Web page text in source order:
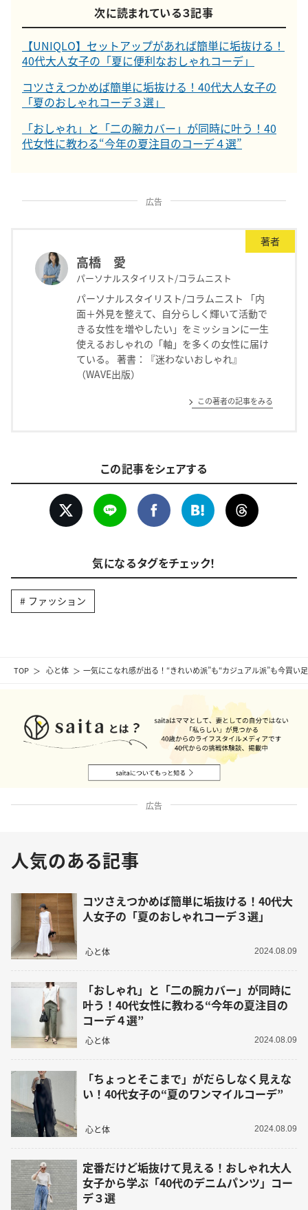
TOP 心と体 一気にこなれ感が出る！“きれいめ派”も“カジュアル派”も今買い
次に読まれている３記事
【UNIQLO】セットアップがあれば簡単に垢抜ける！
40代大人女子の「夏に便利なおしゃれコーデ」
コツさえつかめば簡単に垢抜ける！40代大人女子の
「夏のおしゃれコーデ３選」
「おしゃれ」と「二の腕カバー」が同時に叶う！40
代女性に教わる“今年の夏注目のコーデ４選”
広告
著者
高橋 愛
パーソナルスタイリスト/コラムニスト
パーソナルスタイリスト/コラムニスト 「内
面＋外見を整えて、自分らしく輝いて活動で
きる女性を増やしたい」をミッションに一生
使えるおしゃれの「軸」を多くの女性に届け
ている。 著書：『迷わないおしゃれ』
（WAVE出版）
この著者の記事をみる
この記事をシェアする
気になるタグをチェック！
ファッション
広告
人気のある記事
コツさえつかめば簡単に垢抜ける！40代大
人女子の「夏のおしゃれコーデ３選」
心と体 2024.08.09
「おしゃれ」と「二の腕カバー」が同時に
叶う！40代女性に教わる“今年の夏注目の
コーデ４選”
心と体 2024.08.09
「ちょっとそこまで」がだらしなく見えな
い！40代女子の“夏のワンマイルコーデ”
心と体 2024.08.09
定番だけど垢抜けて見える！おしゃれ大人
女子から学ぶ「40代のデニムパンツ」コー
デ３選